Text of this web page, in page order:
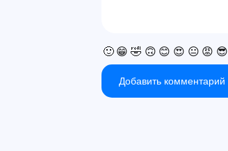
🙂 😁 🤣 🙃 😊 😍 😐 😡 😎
Добавить комментарий